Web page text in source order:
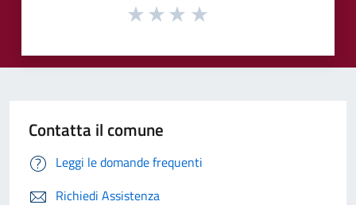
Contatta il comune
Leggi le domande frequenti
Richiedi Assistenza